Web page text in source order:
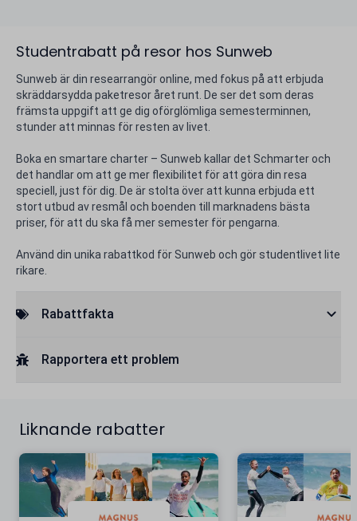
Studentrabatt på resor hos Sunweb
Sunweb är din researrangör online, med fokus på att erbjuda
skräddarsydda paketresor året runt. De ser det som deras
främsta uppgift att ge dig oförglömliga semesterminnen,
stunder att minnas för resten av livet.
Boka en smartare charter – Sunweb kallar det Schmarter och
det handlar om att ge mer flexibilitet för att göra din resa
speciell, just för dig. De är stolta över att kunna erbjuda ett
stort utbud av resmål och boenden till marknadens bästa
priser, för att du ska få mer semester för pengarna.
Använd din unika rabattkod för Sunweb och gör studentlivet lite
rikare.
Rabattfakta
Rapportera ett problem
Liknande rabatter